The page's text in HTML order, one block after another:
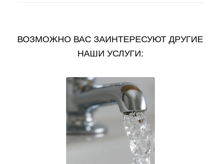
ВОЗМОЖНО ВАС ЗАИНТЕРЕСУЮТ ДРУГИЕ
НАШИ УСЛУГИ: